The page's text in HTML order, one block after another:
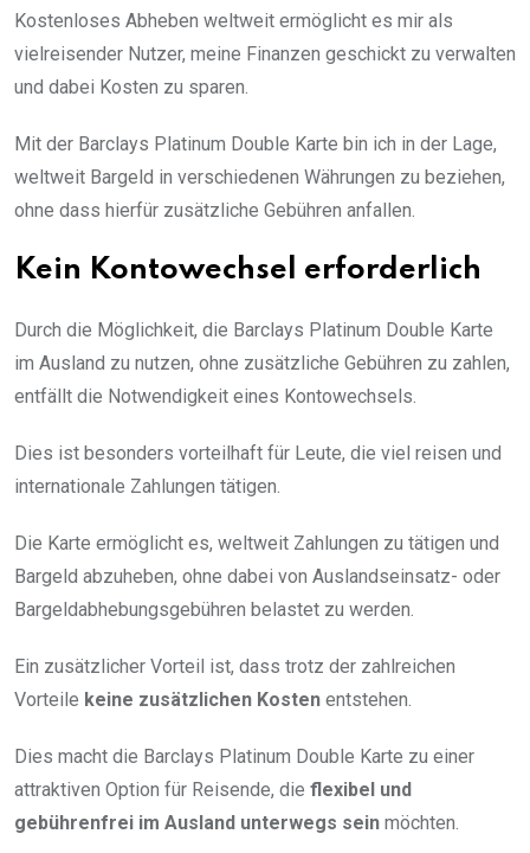
Kostenloses Abheben weltweit ermöglicht es mir als
vielreisender Nutzer, meine Finanzen geschickt zu verwalten
und dabei Kosten zu sparen.
Mit der Barclays Platinum Double Karte bin ich in der Lage,
weltweit Bargeld in verschiedenen Währungen zu beziehen,
ohne dass hierfür zusätzliche Gebühren anfallen.
Kein Kontowechsel erforderlich
Durch die Möglichkeit, die Barclays Platinum Double Karte
im Ausland zu nutzen, ohne zusätzliche Gebühren zu zahlen,
entfällt die Notwendigkeit eines Kontowechsels.
Dies ist besonders vorteilhaft für Leute, die viel reisen und
internationale Zahlungen tätigen.
Die Karte ermöglicht es, weltweit Zahlungen zu tätigen und
Bargeld abzuheben, ohne dabei von Auslandseinsatz- oder
Bargeldabhebungsgebühren belastet zu werden.
Ein zusätzlicher Vorteil ist, dass trotz der zahlreichen
Vorteile keine zusätzlichen Kosten entstehen.
Dies macht die Barclays Platinum Double Karte zu einer
attraktiven Option für Reisende, die flexibel und
gebührenfrei im Ausland unterwegs sein möchten.